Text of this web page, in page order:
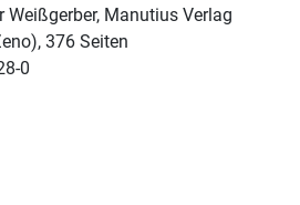
Weißgerber, Manutius Verlag
376 Seiten
0